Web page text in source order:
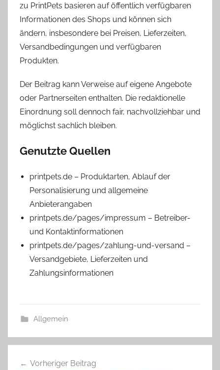
zu PrintPets basieren auf öffentlich verfügbaren
Informationen des Shops und können sich
ändern, insbesondere bei Preisen, Lieferzeiten,
Versandbedingungen und verfügbaren
Produkten.
Der Beitrag kann Verweise auf eigene Angebote
oder Partnerseiten enthalten. Die redaktionelle
Einordnung soll dennoch fair, nachvollziehbar und
möglichst sachlich bleiben.
Genutzte Quellen
printpets.de – Produktarten, Ablauf der
Personalisierung und allgemeine
Anbieterangaben
printpets.de/pages/impressum – Betreiber-
und Kontaktinformationen
printpets.de/pages/zahlung-und-versand –
Versandgebiete, Lieferzeiten und
Zahlungsinformationen
Allgemein
Vorheriger Beitrag